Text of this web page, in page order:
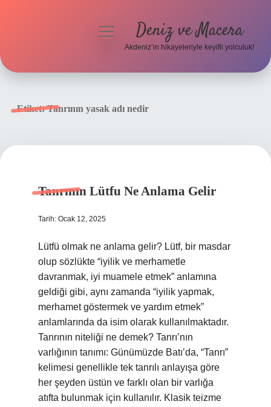
menüyü Deniz ve Macera
Akdeniz’in hikayeleriyle keyifli yolculuk!
Etiket:Tanrının yasak adı nedir
Tanrının Lütfu Ne Anlama Gelir
Tarih: Ocak 12, 2025
Lütfü olmak ne anlama gelir? Lütf, bir masdar
olup sözlükte “iyilik ve merhametle
davranmak, iyi muamele etmek” anlamına
geldiği gibi, aynı zamanda “iyilik yapmak,
merhamet göstermek ve yardım etmek”
anlamlarında da isim olarak kullanılmaktadır.
Tanrının niteliği ne demek? Tanrı’nın
varlığının tanımı: Günümüzde Batı’da, “Tanrı”
kelimesi genellikle tek tanrılı anlayışa göre
her şeyden üstün ve farklı olan bir varlığa
atıfta bulunmak için kullanılır. Klasik teizme